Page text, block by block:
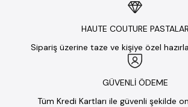
HAUTE COUTURE PASTALAR
Sipariş üzerine taze ve kişiye özel
GÜVENLİ ÖDEME
Tüm Kredi Kartları ile güvenli şekilde